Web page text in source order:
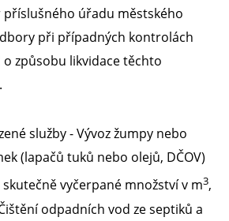
úřadu městského
při případných kontrolách
způsobu likvidace těchto
služby - Vývoz žumpy nebo
(lapačů tuků nebo olejů, DČOV)
vyčerpané množství v m3,
odpadních vod ze septiků a